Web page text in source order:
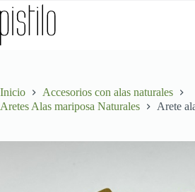
Saltar
al
contenido
Inicio
Accesorios con alas naturales
Aretes Alas mariposa Naturales
Arete